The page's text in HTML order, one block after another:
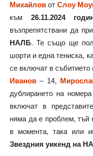
Михайлов от Слоу
към 26.11.2024
възпрепятствани да
НАЛБ. Те също ще
шорти и една тениска,
се включат в събитието
Иванов – 14,
дублирането на
включат в
няма да е проблем, тъй
в момента, така или
Звездния уикенд на